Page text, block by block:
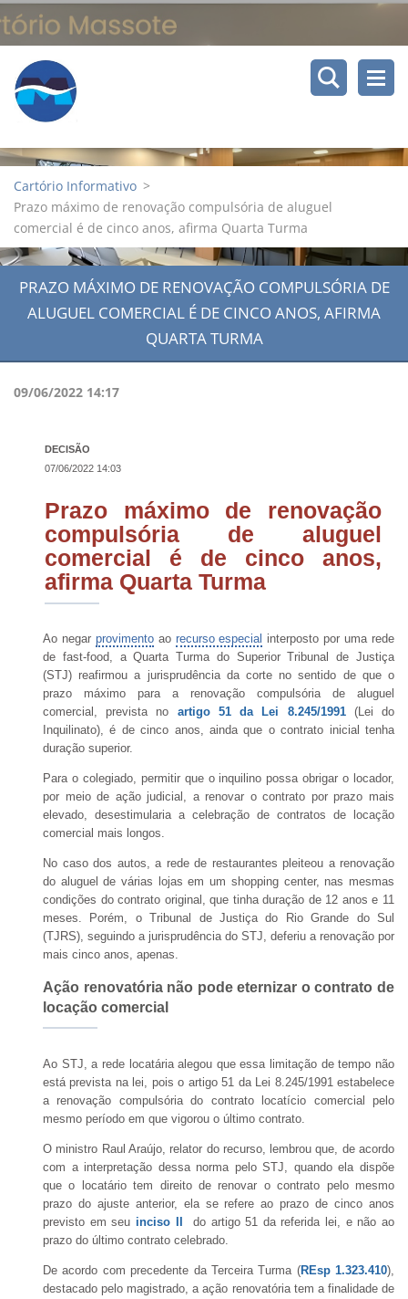
Cartório Informativo >
Prazo máximo de renovação compulsória de aluguel
comercial é de cinco anos, afirma Quarta Turma
PRAZO MÁXIMO DE RENOVAÇÃO COMPULSÓRIA DE
ALUGUEL COMERCIAL É DE CINCO ANOS, AFIRMA
QUARTA TURMA
09/06/2022 14:17
DECISÃO
07/06/2022 14:03
Prazo máximo de renovação
compulsória de aluguel
comercial é de cinco anos,
afirma Quarta Turma
Ao negar provimento ao recurso especial interposto por uma rede
de fast-food, a Quarta Turma do Superior Tribunal de Justiça
(STJ) reafirmou a jurisprudência da corte no sentido de que o
prazo máximo para a renovação compulsória de aluguel
comercial, prevista no artigo 51 da Lei 8.245/1991(Lei do
Inquilinato), é de cinco anos, ainda que o contrato inicial tenha
duração superior.
Para o colegiado, permitir que o inquilino possa obrigar o locador,
por meio de ação judicial, a renovar o contrato por prazo mais
elevado, desestimularia a celebração de contratos de locação
comercial mais longos.
No caso dos autos, a rede de restaurantes pleiteou a renovação
do aluguel de várias lojas em um shopping center, nas mesmas
condições do contrato original, que tinha duração de 12 anos e 11
meses. Porém, o Tribunal de Justiça do Rio Grande do Sul
(TJRS), seguindo a jurisprudência do STJ, deferiu a renovação por
mais cinco anos, apenas.
Ação renovatória não pode eternizar o contrato de
locação comercial
Ao STJ, a rede locatária alegou que essa limitação de tempo não
está prevista na lei, pois o artigo 51 da Lei 8.245/1991 estabelece
a renovação compulsória do contrato locatício comercial pelo
mesmo período em que vigorou o último contrato.
O ministro Raul Araújo, relator do recurso, lembrou que, de acordo
com a interpretação dessa norma pelo STJ, quando ela dispõe
que o locatário tem direito de renovar o contrato pelo mesmo
prazo do ajuste anterior, ela se refere ao prazo de cinco anos
previsto em seu inciso II
do artigo 51 da referida lei, e não ao
prazo do último contrato celebrado.
De acordo com precedente da Terceira Turma (REsp 1.323.410),
destacado pelo magistrado, a ação renovatória tem a finalidade de